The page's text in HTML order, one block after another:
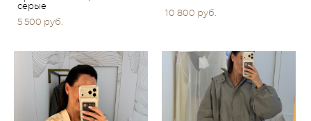
серые
5 500 pуб.
10 800 pуб.